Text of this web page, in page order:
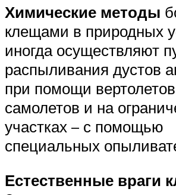
Химические методы
клещами в природных
иногда осуществляют
распыливания дустов
при помощи
самолетов и на
участках – с помощью
специальных
Естественные враги